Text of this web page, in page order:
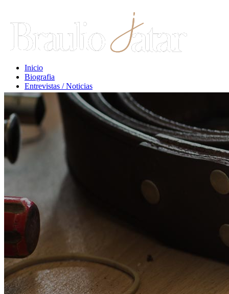
Inicio
Biografia
Entrevistas / Noticias
Libros / Comentarios
Opiniones
Escritos Jurídicos
Clases / Charlas